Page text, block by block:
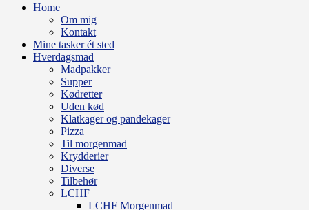
Home
Om mig
Kontakt
Mine tasker ét sted
Hverdagsmad
Madpakker
Supper
Kødretter
Uden kød
Klatkager og pandekager
Pizza
Til morgenmad
Krydderier
Diverse
Tilbehør
LCHF
LCHF Morgenmad